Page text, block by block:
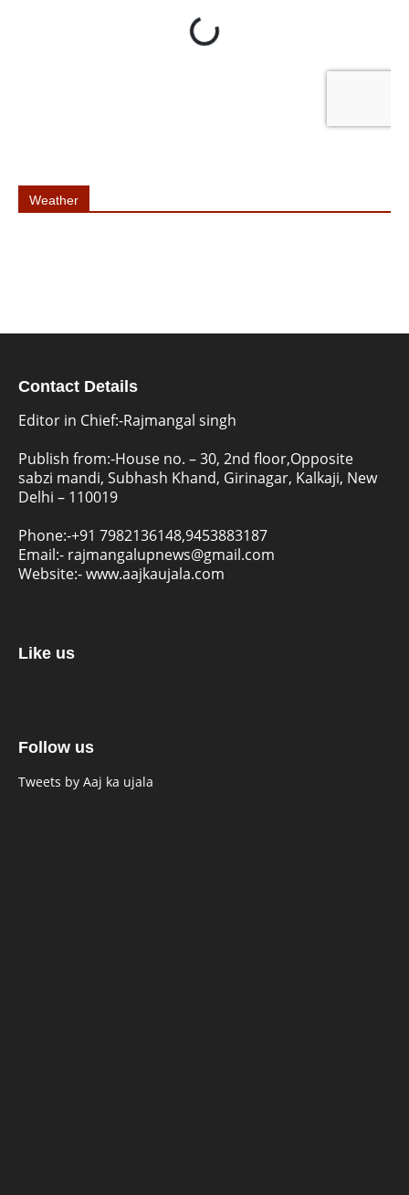
Weather
Contact Details
Editor in Chief:-Rajmangal singh
Publish from:-House no. – 30, 2nd floor,Opposite
sabzi mandi, Subhash Khand, Girinagar, Kalkaji, New
Delhi – 110019
Phone:-+91 7982136148,9453883187
Email:- rajmangalupnews@gmail.com
Website:-www.aajkaujala.com
Like us
Follow us
Tweets by Aaj ka ujala